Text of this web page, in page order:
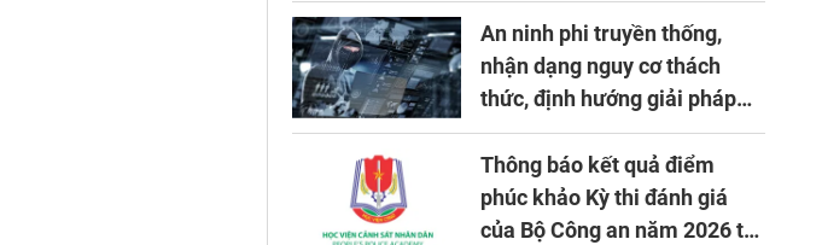
An ninh phi truyền thống,
nhận dạng nguy cơ thách
thức, định hướng giải pháp
đảm bảo an ninh quốc gia
trong tình hình hiện nay
Thông báo kết quả điểm
phúc khảo Kỳ thi đánh giá
của Bộ Công an năm 2026 tại